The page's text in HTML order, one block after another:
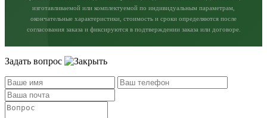
изготавливаемой или комплектуемой по индивидуальным параметрам,
окончательные характеристики, стоимость и сроки определяются после
согласования заказа и фиксируются в подтверждении заказа или договоре.
Задать вопрос